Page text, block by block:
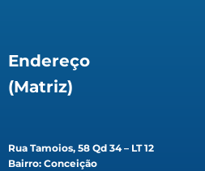
Endereço
(Matriz)
Rua Tamoios, 58 Qd 34 – LT 12
Bairro: Conceição